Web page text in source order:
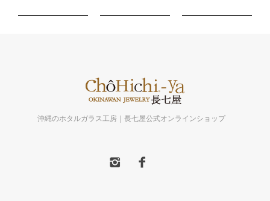
沖縄のホタルガラス工房｜長七屋公式オンラインショップ